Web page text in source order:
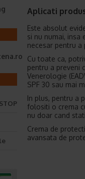
Aplicati
Este absolut
si nu numai, insa
necesar pentru a
Cu toate ca,
pentru a preveni
Venerologie
SPF 30 sau mai
In plus, pentru a
folositi o crema
nu doar cand
Crema de
avansata de